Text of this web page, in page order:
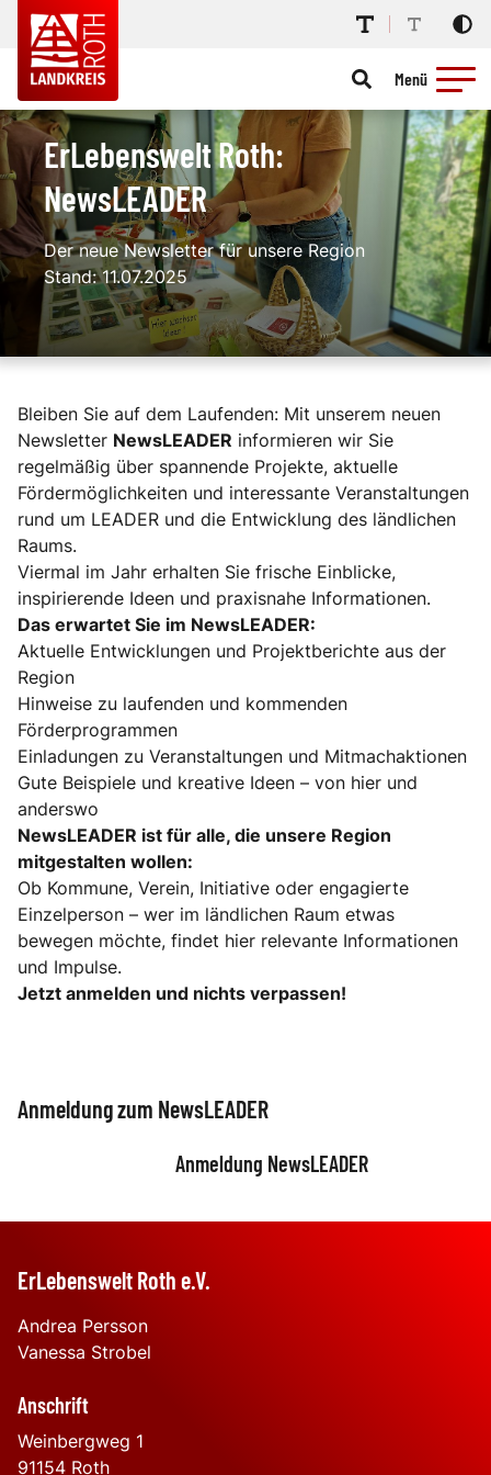
Menü
ErLebenswelt Roth:
NewsLEADER
Der neue Newsletter für unsere Region
Stand: 11.07.2025
Bleiben Sie auf dem Laufenden: Mit unserem neuen
Newsletter NewsLEADER informieren wir Sie
regelmäßig über spannende Projekte, aktuelle
Fördermöglichkeiten und interessante Veranstaltungen
rund um LEADER und die Entwicklung des ländlichen
Raums.
Viermal im Jahr erhalten Sie frische Einblicke,
inspirierende Ideen und praxisnahe Informationen.
Das erwartet Sie im NewsLEADER:
Aktuelle Entwicklungen und Projektberichte aus der
Region
Hinweise zu laufenden und kommenden
Förderprogrammen
Einladungen zu Veranstaltungen und Mitmachaktionen
Gute Beispiele und kreative Ideen – von hier und
anderswo
NewsLEADER ist für alle, die unsere Region
mitgestalten wollen:
Ob Kommune, Verein, Initiative oder engagierte
Einzelperson – wer im ländlichen Raum etwas
bewegen möchte, findet hier relevante Informationen
und Impulse.
Jetzt anmelden und nichts verpassen!
Anmeldung zum NewsLEADER
Anmeldung NewsLEADER
ErLebenswelt Roth e.V.
Andrea Persson
Vanessa Strobel
Anschrift
Weinbergweg 1
91154 Roth